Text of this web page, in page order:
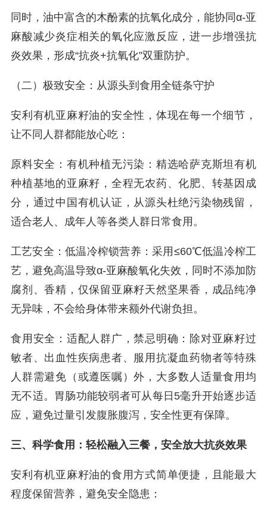
同时，油中富含的木酚素的抗氧化成分，能协同α-亚
麻酸减少炎症相关的氧化应激反应，进一步增强抗
炎效果，形成“抗炎+抗氧化”双重防护。
（二）极致安全：从源头到食用全链条守护
安利有机亚麻籽油的安全性，体现在每一个细节，
让不同人群都能放心吃：
原料安全：有机种植无污染：精选哈萨克斯坦有机
种植基地的亚麻籽，全程无农药、化肥、转基因成
分，通过中国有机认证，从源头杜绝污染物残留，
适合老人、成年人等各类人群日常食用。
工艺安全：低温冷榨锁营养：采用≤60℃低温冷榨工
艺，避免高温导致α-亚麻酸氧化失效，同时不添加防
腐剂、香精，仅保留亚麻籽天然坚果香，成品纯净
无异味，不会给身体带来额外代谢负担。
食用安全：适配人群广，禁忌明确：除对亚麻籽过
敏者、出血性疾病患者、服用抗凝血药物者等特殊
人群需避免（或遵医嘱）外，大多数人适量食用均
无不适。胃肠功能较弱者可从每日5毫升开始逐步适
应，避免过量引发腹胀腹泻，安全性更有保障。
三、科学食用：轻松融入三餐，安全放大抗炎效果
安利有机亚麻籽油的食用方式简单便捷，且能最大
程度保留营养，避免安全隐患：